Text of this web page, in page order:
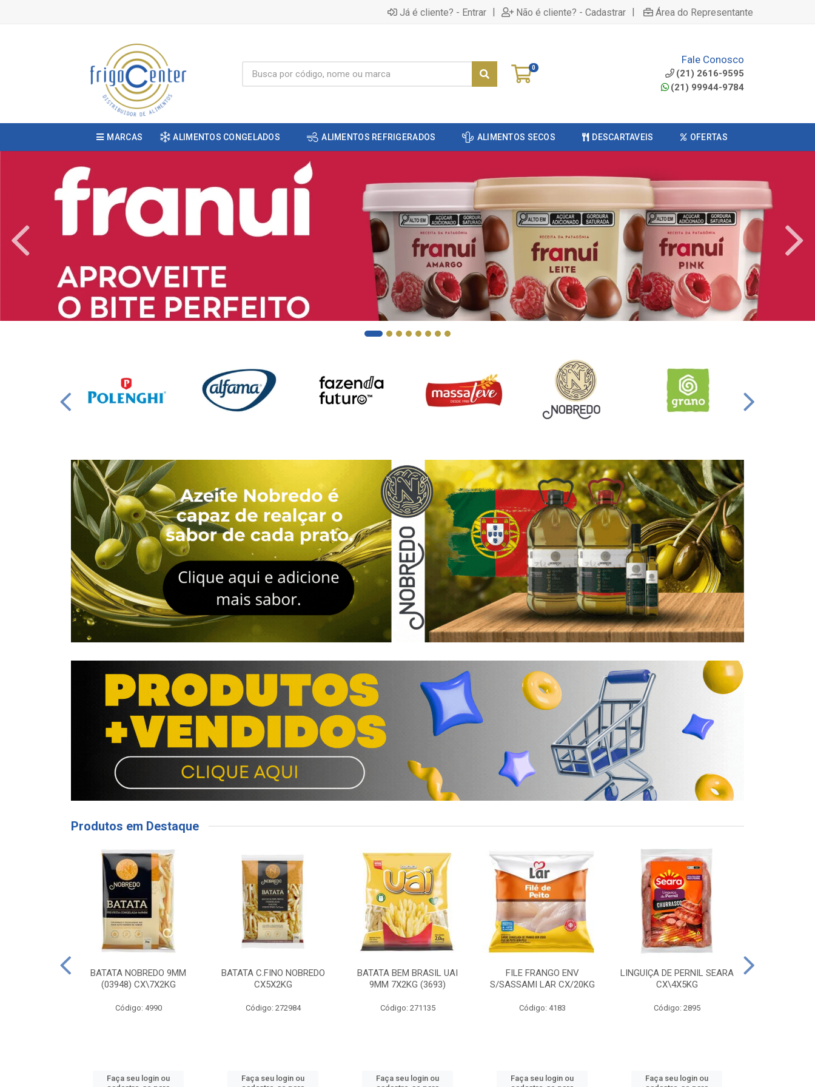
Já é cliente? - Entrar | Não é cliente? - Cadastrar | Área do Representante
0
Fale Conosco
(21) 2616-9595
(21) 99944-9784
MARCAS ALIMENTOS CONGELADOS ALIMENTOS REFRIGERADOS ALIMENTOS SECOS DESCARTAVEIS OFERTAS
Produtos em Destaque
BATATA NOBREDO 9MM
(03948) CX\7X2KG
Código: 4990
Faça seu login ou
BATATA C.FINO NOBREDO
CX5X2KG
Código: 272984
Faça seu login ou
BATATA BEM BRASIL UAI
9MM 7X2KG (3693)
Código: 271135
Faça seu login ou
FILE FRANGO ENV
S/SASSAMI LAR CX/20KG
Código: 4183
Faça seu login ou
LINGUIÇA DE PERNIL SEARA
CX\4X5KG
Código: 2895
Faça seu login ou